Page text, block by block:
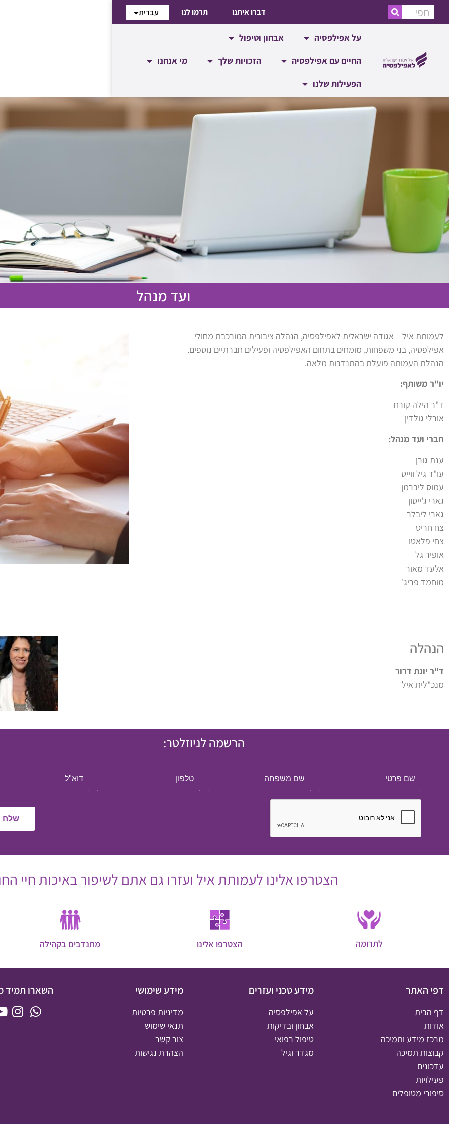
דברו איתנו תרמו לנו עברית
English
על אפילפסיה
אבחון וטיפול
החיים עם אפילפסיה
הזכויות שלך
מי אנחנו
הפעילות שלנו
ועד מנהל
לעמותת איל – אגודה ישראלית לאפילפסיה, הנהלה ציבורית המורכבת מחולי
אפילפסיה, בני משפחות, מומחים בתחום האפילפסיה ופעילים חברתיים נוספים.
הנהלת העמותה פועלת בהתנדבות מלאה.
יו"ר משותף:
ד"ר הילה קורח
אורלי גולדין
חברי ועד מנהל:
ענת גורן
עו"ד גיל ווייט
עמוס ליברמן
גארי ג'ייסון
גארי ליבלר
צח חריט
צחי פלאטו
אופיר גל
אלעד מאור
מוחמד פריג'
הנהלה
ד"ר יונת דרור
מנכ"לית איל
הרשמה לניוזלטר:
הצטרפו אלינו לעמותת איל ועזרו גם אתם לשיפור באיכות חיי
לתרומה הצטרפו אלינו מתנדבים בקהילה
דפי האתר
דף הבית
אודות
מרכז מידע ותמיכה
קבוצות תמיכה
עדכונים
פעילויות
סיפורי מטופלים
מידע טכני ועזרים
על אפילפסיה
אבחון ובדיקות
טיפול רפואי
מגדר וגיל
מידע שימושי
מדיניות פרטיות
תנאי שימוש
צור קשר
הצהרת נגישות
השארו תמיד